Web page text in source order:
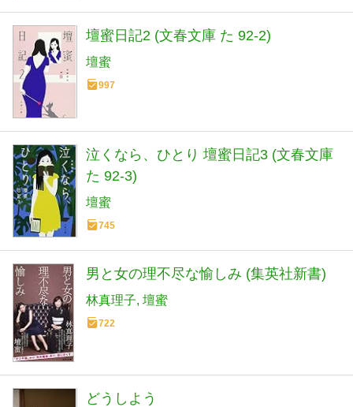
壇蜜日記2 (文春文庫 た 92-2)
壇蜜
997
泣くなら、ひとり 壇蜜日記3 (文春文庫
た 92-3)
壇蜜
745
男と女の理不尽な愉しみ (集英社新書)
林真理子 壇蜜
722
どうしよう